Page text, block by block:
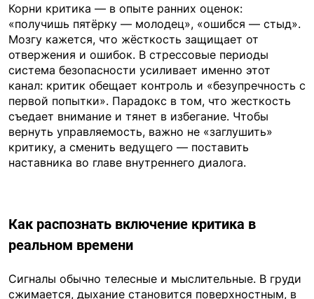
Корни критика — в опыте ранних оценок:
«получишь пятёрку — молодец», «ошибся — стыд».
Мозгу кажется, что жёсткость защищает от
отвержения и ошибок. В стрессовые периоды
система безопасности усиливает именно этот
канал: критик обещает контроль и «безупречность с
первой попытки». Парадокс в том, что жесткость
съедает внимание и тянет в избегание. Чтобы
вернуть управляемость, важно не «заглушить»
критику, а сменить ведущего — поставить
наставника во главе внутреннего диалога.
Как распознать включение критика в
реальном времени
Сигналы обычно телесные и мыслительные. В груди
сжимается, дыхание становится поверхностным, в